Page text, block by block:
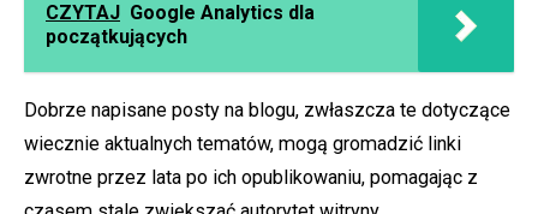
CZYTAJ Google Analytics dla
początkujących
Dobrze napisane posty na blogu, zwłaszcza te dotyczące
wiecznie aktualnych tematów, mogą gromadzić linki
zwrotne przez lata po ich opublikowaniu, pomagając z